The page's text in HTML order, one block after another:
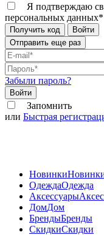
Я подтверждаю
персональных данных*
Получить код
Войти
Отправить еще раз
Забыли пароль?
Войти
Запомнить
или Быстрая
Новинки
ОдеждаОдежда
Аксессуары
ДомДом
БрендыБренды
СкидкиСкидки